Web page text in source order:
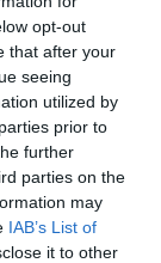
opt-out
that after your
seeing
utilized by
prior to
further
parties on the
may
IAB’s List of
it to other